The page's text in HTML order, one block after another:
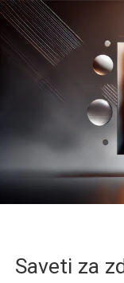
Saveti za